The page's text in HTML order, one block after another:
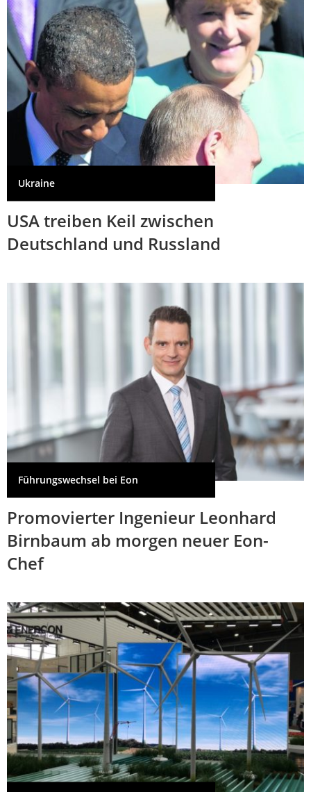
Ukraine
USA treiben Keil zwischen
Deutschland und Russland
Führungswechsel bei Eon
Promovierter Ingenieur Leonhard
Birnbaum ab morgen neuer Eon-
Chef